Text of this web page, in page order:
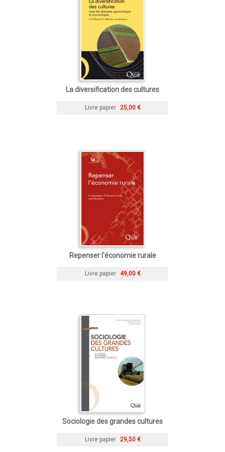
La diversification des cultures
Livre papier 25,00 €
Repenser l'économie rurale
Livre papier 49,00 €
Sociologie des grandes cultures
Livre papier 29,50 €